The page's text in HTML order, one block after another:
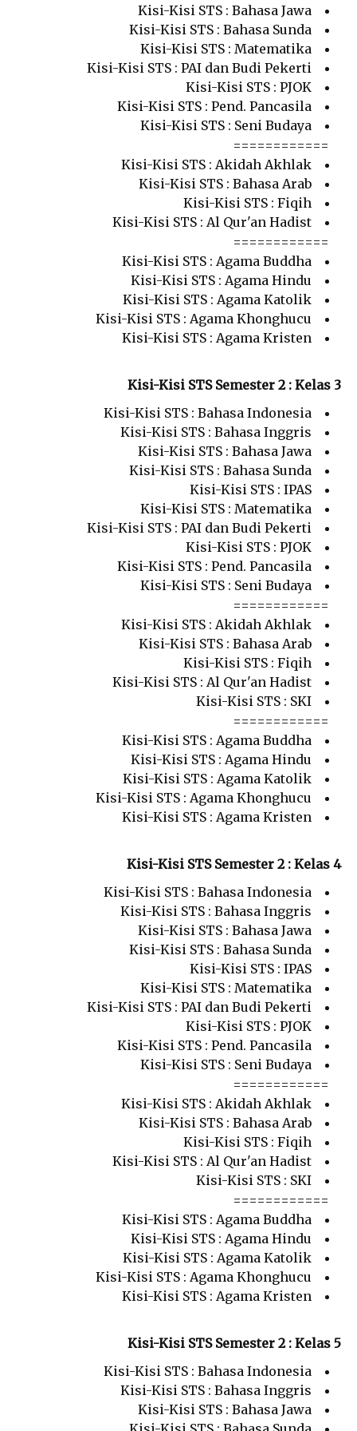
Kisi-Kisi STS : Bahasa Jawa
Kisi-Kisi STS : Bahasa Sunda
Kisi-Kisi STS : Matematika
Kisi-Kisi STS : PAI dan Budi Pekerti
Kisi-Kisi STS : PJOK
Kisi-Kisi STS : Pend. Pancasila
Kisi-Kisi STS : Seni Budaya
============
Kisi-Kisi STS : Akidah Akhlak
Kisi-Kisi STS : Bahasa Arab
Kisi-Kisi STS : Fiqih
Kisi-Kisi STS : Al Qur'an Hadist
============
Kisi-Kisi STS : Agama Buddha
Kisi-Kisi STS : Agama Hindu
Kisi-Kisi STS : Agama Katolik
Kisi-Kisi STS : Agama Khonghucu
Kisi-Kisi STS : Agama Kristen
Kisi-Kisi STS Semester 2 : Kelas 3
Kisi-Kisi STS : Bahasa Indonesia
Kisi-Kisi STS : Bahasa Inggris
Kisi-Kisi STS : Bahasa Jawa
Kisi-Kisi STS : Bahasa Sunda
Kisi-Kisi STS : IPAS
Kisi-Kisi STS : Matematika
Kisi-Kisi STS : PAI dan Budi Pekerti
Kisi-Kisi STS : PJOK
Kisi-Kisi STS : Pend. Pancasila
Kisi-Kisi STS : Seni Budaya
============
Kisi-Kisi STS : Akidah Akhlak
Kisi-Kisi STS : Bahasa Arab
Kisi-Kisi STS : Fiqih
Kisi-Kisi STS : Al Qur'an Hadist
Kisi-Kisi STS : SKI
============
Kisi-Kisi STS : Agama Buddha
Kisi-Kisi STS : Agama Hindu
Kisi-Kisi STS : Agama Katolik
Kisi-Kisi STS : Agama Khonghucu
Kisi-Kisi STS : Agama Kristen
Kisi-Kisi STS Semester 2 : Kelas 4
Kisi-Kisi STS : Bahasa Indonesia
Kisi-Kisi STS : Bahasa Inggris
Kisi-Kisi STS : Bahasa Jawa
Kisi-Kisi STS : Bahasa Sunda
Kisi-Kisi STS : IPAS
Kisi-Kisi STS : Matematika
Kisi-Kisi STS : PAI dan Budi Pekerti
Kisi-Kisi STS : PJOK
Kisi-Kisi STS : Pend. Pancasila
Kisi-Kisi STS : Seni Budaya
============
Kisi-Kisi STS : Akidah Akhlak
Kisi-Kisi STS : Bahasa Arab
Kisi-Kisi STS : Fiqih
Kisi-Kisi STS : Al Qur'an Hadist
Kisi-Kisi STS : SKI
============
Kisi-Kisi STS : Agama Buddha
Kisi-Kisi STS : Agama Hindu
Kisi-Kisi STS : Agama Katolik
Kisi-Kisi STS : Agama Khonghucu
Kisi-Kisi STS : Agama Kristen
Kisi-Kisi STS Semester 2 : Kelas 5
Kisi-Kisi STS : Bahasa Indonesia
Kisi-Kisi STS : Bahasa Inggris
Kisi-Kisi STS : Bahasa Jawa